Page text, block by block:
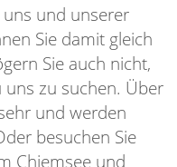
uns und unserer
Sie damit gleich
Sie auch nicht,
uns zu suchen. Über
und werden
besuchen Sie
Chiemsee und